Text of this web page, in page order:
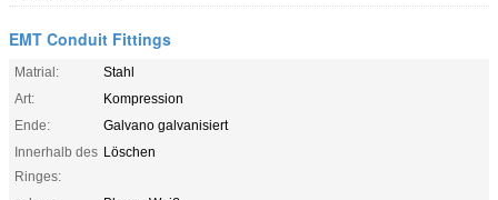
EMT Conduit Fittings
Matrial:
Stahl
Art:
Kompression
Ende:
Galvano galvanisiert
Innerhalb des
Ringes:
Löschen